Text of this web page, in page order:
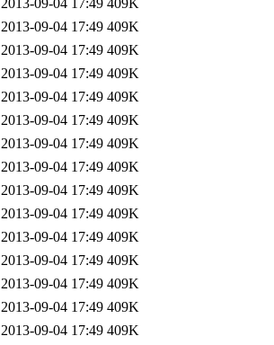
2013-09-04 17:49 409K
2013-09-04 17:49 409K
2013-09-04 17:49 409K
2013-09-04 17:49 409K
2013-09-04 17:49 409K
2013-09-04 17:49 409K
2013-09-04 17:49 409K
2013-09-04 17:49 409K
2013-09-04 17:49 409K
2013-09-04 17:49 409K
2013-09-04 17:49 409K
2013-09-04 17:49 409K
2013-09-04 17:49 409K
2013-09-04 17:49 409K
2013-09-04 17:49 409K